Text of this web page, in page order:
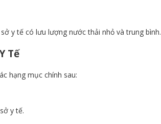
y tế có lưu lượng nước thải nhỏ và trung bình.
Tế
hạng mục chính sau:
y tế.